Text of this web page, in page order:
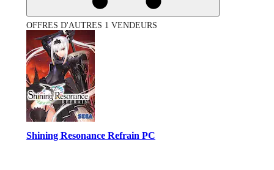
OFFRES D'AUTRES 1 VENDEURS
Shining Resonance Refrain PC